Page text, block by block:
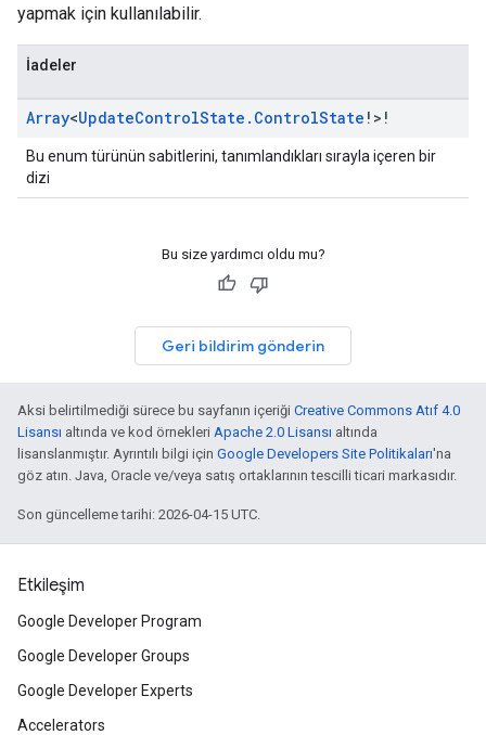
yapmak için kullanılabilir.
İadeler
Array<UpdateControlState . ControlState !>!
Bu enum türünün sabitlerini, tanımlandıkları sırayla içeren bir
dizi
Bu size yardımcı oldu mu?
Geri bildirim gönderin
Aksi belirtilmediği sürece bu sayfanın içeriği Creative Commons Atıf 4.0
Lisansı altında ve kod örnekleri Apache 2.0 Lisansı altında
lisanslanmıştır. Ayrıntılı bilgi için Google Developers Site Politikaları'na
göz atın. Java, Oracle ve/veya satış ortaklarının tescilli ticari markasıdır.
Son güncelleme tarihi: 2026-04-15 UTC.
Etkileşim
Google Developer Program
Google Developer Groups
Google Developer Experts
Accelerators